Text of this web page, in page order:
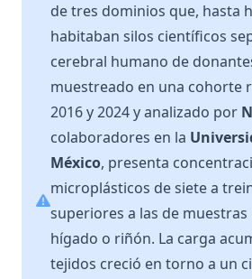
de tres dominios que, hasta
habitaban silos científicos
cerebral humano de
muestreado en una cohorte
2016 y 2024 y analizado por
colaboradores en la
México, presenta
microplásticos de siete a
superiores a las de muestras
hígado o riñón. La carga
tejidos creció en torno a un